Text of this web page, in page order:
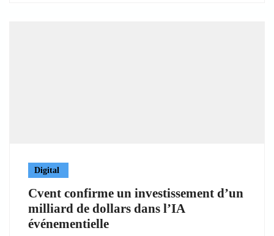
Digital
Cvent confirme un investissement d’un
milliard de dollars dans l’IA
événementielle